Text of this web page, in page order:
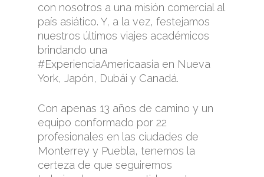
con nosotros a una misión comercial al
país asiático. Y, a la vez, festejamos
nuestros últimos viajes académicos
brindando una
#ExperienciaAmericaasia en Nueva
York, Japón, Dubái y Canadá.
Con apenas 13 años de camino y un
equipo conformado por 22
profesionales en las ciudades de
Monterrey y Puebla, tenemos la
certeza de que seguiremos